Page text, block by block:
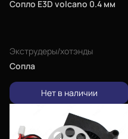
Сопло E3D volcano 0.4 мм
Экструдеры/хотэнды
Сопла
Нет в наличии